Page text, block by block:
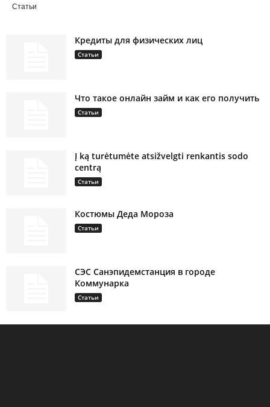
Статьи
Кредиты для физических лиц
Статьи
Что такое онлайн займ и как его получить
Статьи
Į ką turėtumėte atsižvelgti renkantis sodo
centrą
Статьи
Костюмы Деда Мороза
Статьи
СЭС Санэпидемстанция в городе
Коммунарка
Статьи